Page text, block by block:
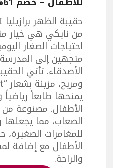
من نايكي هي خيار
احتياجات الصغار
متجهين إلى
الأصدقاء. تأتي
يمنحها طابعاً
الأطفال. مصنوعة
الصعاب، مما يجعلها
للمغامرات الصغيرة،
الأطفال مع إضافة
والراحة.